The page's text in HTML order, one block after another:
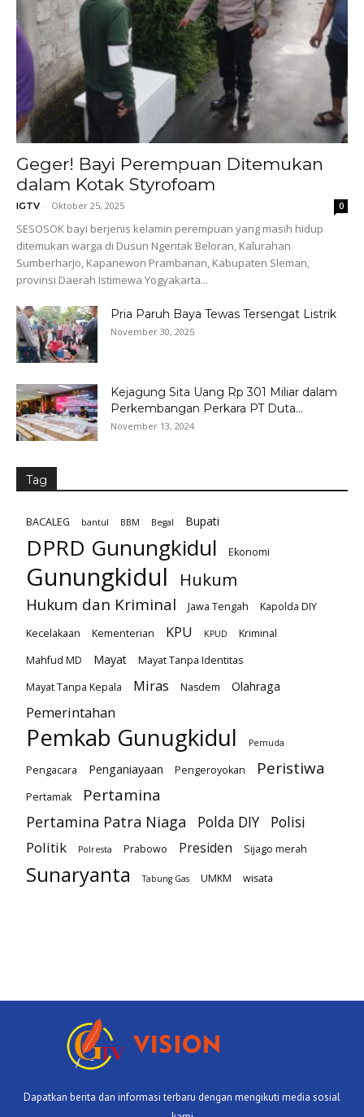
Geger! Bayi Perempuan Ditemukan
dalam Kotak Styrofoam
IGTV - Oktober 25, 2025 0
SESOSOK bayi berjenis kelamin perempuan yang masih hidup
ditemukan warga di Dusun Ngentak Beloran, Kalurahan
Sumberharjo, Kapanewon Prambanan, Kabupaten Sleman,
provinsi Daerah Istimewa Yogyakarta...
Pria Paruh Baya Tewas Tersengat Listrik
November 30, 2025
Kejagung Sita Uang Rp 301 Miliar dalam
Perkembangan Perkara PT Duta...
November 13, 2024
Tag
BACALEG bantul BBM Begal Bupati
DPRD Gunungkidul Ekonomi
Gunungkidul Hukum
Hukum dan Kriminal Jawa Tengah
Kapolda DIY
Kecelakaan
Kementerian KPU KPUD
Kriminal
Mahfud MD
Mayat
Mayat Tanpa Identitas
Mayat Tanpa Kepala
Miras Nasdem Olahraga
Pemerintahan
Pemkab Gunugkidul Pemuda
Pengacara Penganiayaan Pengeroyokan Peristiwa
Pertamak Pertamina
Pertamina Patra Niaga Polda DIY
Polisi
Politik
Polresta Prabowo Presiden Sijago merah
Sunaryanta Tabung Gas UMKM wisata
Dapatkan berita dan informasi terbaru dengan mengikuti media sosial